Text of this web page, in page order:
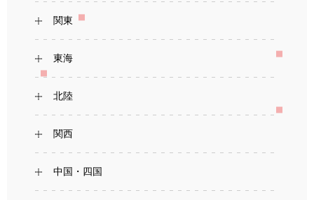
関東
東海
北陸
関西
中国・四国